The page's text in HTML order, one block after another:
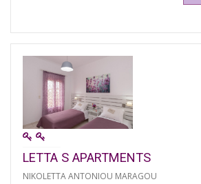
LETTA S APARTMENTS
NIKOLETTA ANTONIOU MARAGOU